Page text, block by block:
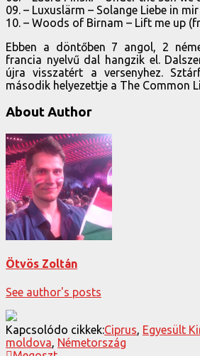
09. – Luxuslärm – Solange Liebe in
10. – Woods of Birnam – Lift me up
Ebben a döntőben 7 angol, 2
francia nyelvű dal hangzik el.
újra visszatért a versenyhez.
második helyezettje a The Common
About Author
Ötvös Zoltán
See author's posts
Kapcsolódo cikkek:Ciprus Egyesült
moldova Németország